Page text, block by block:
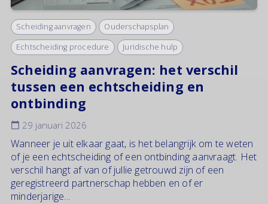
Scheiding aanvragen Ouderschapsplan
Echtscheiding procedure Juridische hulp
Scheiding aanvragen: het verschil
tussen een echtscheiding en
ontbinding
29 januari 2026
Wanneer je uit elkaar gaat, is het belangrijk om te weten
of je een echtscheiding of een ontbinding aanvraagt. Het
verschil hangt af van of jullie getrouwd zijn of een
geregistreerd partnerschap hebben en of er
minderjarige...